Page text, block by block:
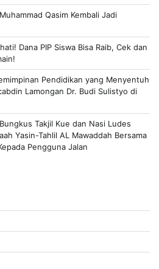
Qasim Kembali Jadi
Dana PIP Siswa Bisa Raib, Cek dan
Pendidikan yang Menyentuh
Lamongan Dr. Budi Sulistyo di
Takjil Kue dan Nasi Ludes
Yasin-Tahlil AL Mawaddah Bersama
Pengguna Jalan